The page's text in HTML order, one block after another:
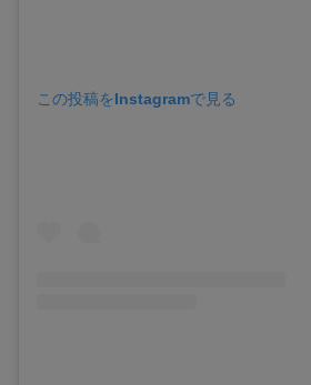
この投稿をInstagramで見る